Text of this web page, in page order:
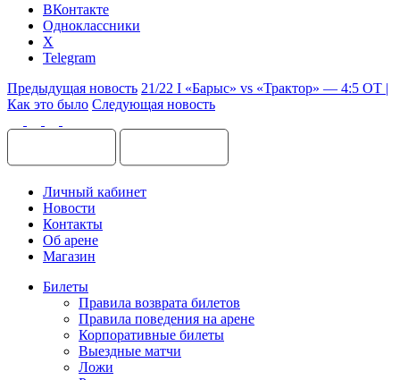
ВКонтакте
Одноклассники
X
Telegram
Предыдущая новость 21/22 I «Барыс» vs «Трактор» — 4:5 ОТ |
Как это было Следующая новость
Личный кабинет
Новости
Контакты
Об арене
Магазин
Билеты
Правила возврата билетов
Правила поведения на арене
Корпоративные билеты
Выездные матчи
Ложи